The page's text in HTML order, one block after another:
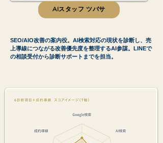
AIスタッフ ツバサ
SEO/AIO改善の案内役。AI検索対応の現状を診断し、売
上導線につながる改善優先度を整理するAI参謀。LINEで
の相談受付から診断サポートまでを担当。